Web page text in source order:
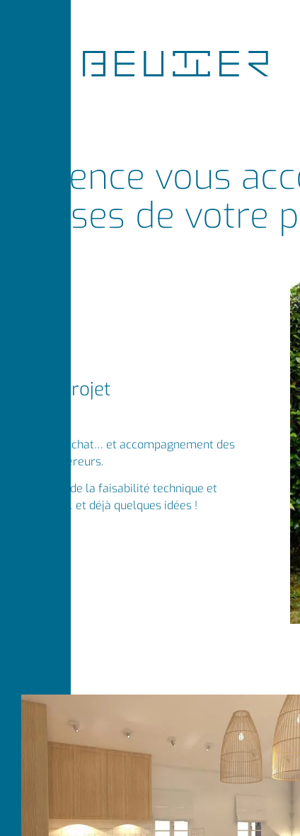
L'agence vous
phases de votre
Avant-projet
Coaching d’achat… et accompagnement des
futurs acquéreurs.
Vérification de la faisabilité technique et
budgétaire… et déjà quelques idées !